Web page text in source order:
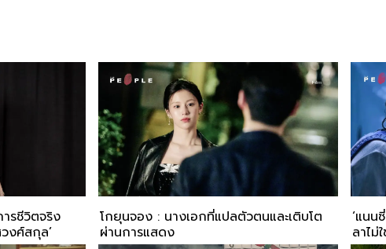
รชีวิตจริง
งศ์สกุล’
โกยุนจอง : นางเอกที่แปลตัวตนและเติบโต
ผ่านการแสดง
‘แนน
ลาไม่